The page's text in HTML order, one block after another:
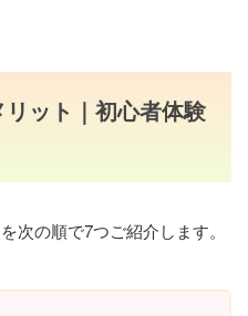
ット｜初心者体験
次の順で7つご紹介します。